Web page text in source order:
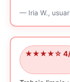
—Iria W.,
★★★★☆